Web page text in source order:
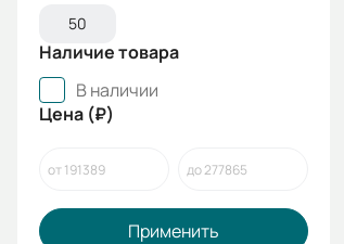
50
Наличие товара
В наличии
Цена (₽)
Применить